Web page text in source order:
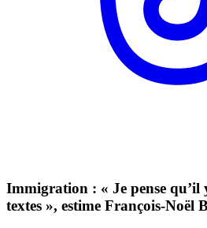
Immigration : « Je pense qu’il
textes », estime François-Noël